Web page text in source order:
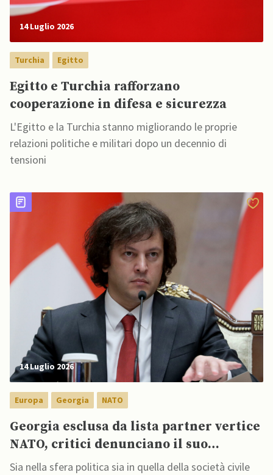
14 Luglio 2026
Turchia Egitto
Egitto e Turchia rafforzano
cooperazione in difesa e sicurezza
L'Egitto e la Turchia stanno migliorando le proprie
relazioni politiche e militari dopo un decennio di
tensioni
14 Luglio 2026
Europa Georgia NATO
Georgia esclusa da lista partner vertice
NATO, critici denunciano il suo
isolamento
Sia nella sfera politica sia in quella della società civile